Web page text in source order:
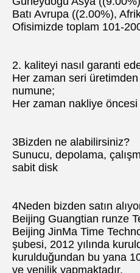
Batı Avrupa ((2.00%),
Ofisimizde toplam 101-
2. kaliteyi nasıl garanti
Her zaman seri
numune;
Her zaman nakliye
3Bizden ne alabilirsiniz?
Sunucu, depolama,
sabit disk
4Neden bizden satın
Beijing Guangtian runze
Beijing JinMa Time
şubesi, 2012 yılında
kurulduğundan bu yana
ve yenilik yapmaktadır.